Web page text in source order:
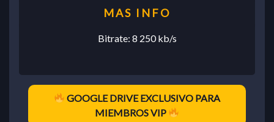
Bitrate: 8 250 kb/s
GOOGLE DRIVE EXCLUSIVO PARA
MIEMBROS VIP